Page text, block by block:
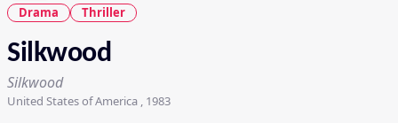
Drama
Thriller
Silkwood
Silkwood
United States of America , 1983